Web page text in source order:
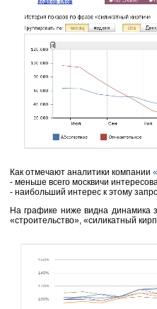
Как отмечают аналитики компании
- меньше всего москвичи
- наибольший интерес к этому
На графике ниже видна динамика
«строительство», «силикатный